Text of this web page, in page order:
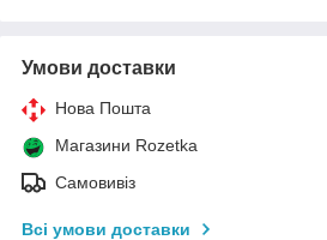
Умови доставки
Нова Пошта
Магазини Rozetka
Самовивіз
Всі умови доставки